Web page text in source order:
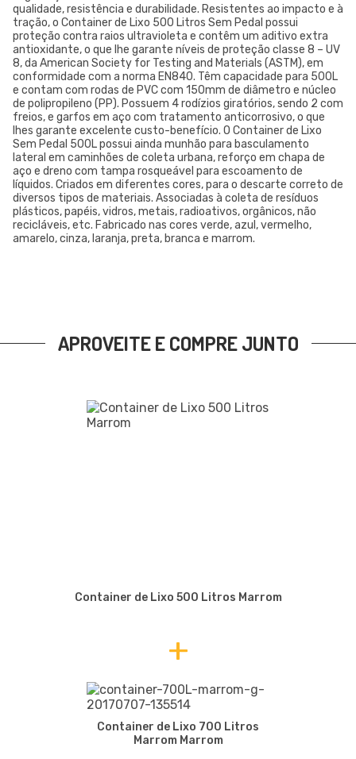
qualidade, resistência e durabilidade. Resistentes ao impacto e à
tração, o Container de Lixo 500 Litros Sem Pedal possui
proteção contra raios ultravioleta e contêm um aditivo extra
antioxidante, o que lhe garante níveis de proteção classe 8 – UV
8, da American Society for Testing and Materials (ASTM), em
conformidade com a norma EN840. Têm capacidade para 500L
e contam com rodas de PVC com 150mm de diâmetro e núcleo
de polipropileno (PP). Possuem 4 rodízios giratórios, sendo 2 com
freios, e garfos em aço com tratamento anticorrosivo, o que
lhes garante excelente custo-benefício. O Container de Lixo
Sem Pedal 500L possui ainda munhão para basculamento
lateral em caminhões de coleta urbana, reforço em chapa de
aço e dreno com tampa rosqueável para escoamento de
líquidos. Criados em diferentes cores, para o descarte correto de
diversos tipos de materiais. Associadas à coleta de resíduos
plásticos, papéis, vidros, metais, radioativos, orgânicos, não
recicláveis, etc. Fabricado nas cores verde, azul, vermelho,
amarelo, cinza, laranja, preta, branca e marrom.
APROVEITE E COMPRE JUNTO
Container de Lixo 500 Litros Marrom
+
Container de Lixo 700 Litros
Marrom Marrom